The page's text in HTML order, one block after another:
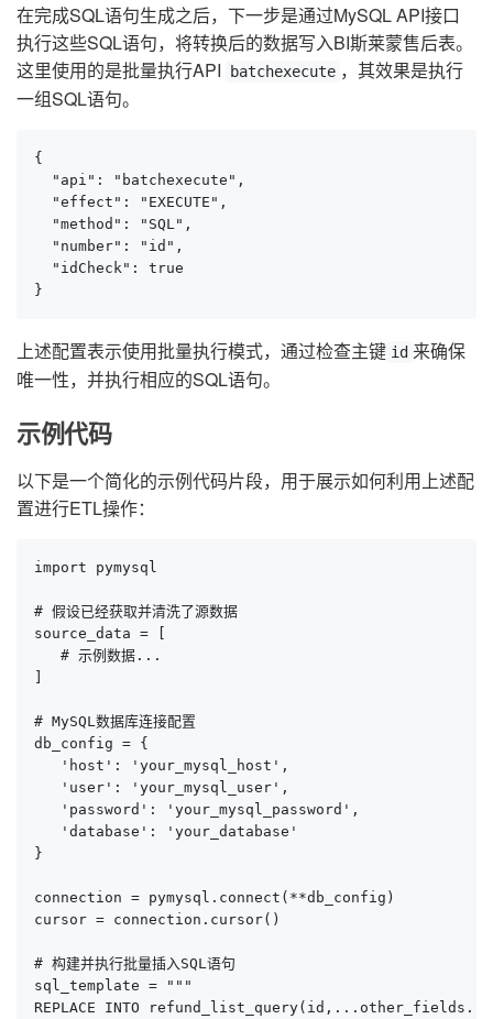
在完成SQL语句生成之后，下一步是通过MySQL API接口
执行这些SQL语句，将转换后的数据写入BI斯莱蒙售后表。
这里使用的是批量执行API
batchexecute ，其效果是执行
一组SQL语句。
{
  "api": "batchexecute",
  "effect": "EXECUTE",
  "method": "SQL",
  "number": "id",
  "idCheck": true
}
上述配置表示使用批量执行模式，通过检查主键 id 来确保
唯一性，并执行相应的SQL语句。
示例代码
以下是一个简化的示例代码片段，用于展示如何利用上述配
置进行ETL操作：
import pymysql
# 假设已经获取并清洗了源数据
source_data = [
   # 示例数据...
]
# MySQL数据库连接配置
db_config = {
   'host': 'your_mysql_host',
   'user': 'your_mysql_user',
   'password': 'your_mysql_password',
   'database': 'your_database'
}
connection = pymysql.connect(**db_config)
cursor = connection.cursor()
# 构建并执行批量插入SQL语句
sql_template = """
REPLACE INTO